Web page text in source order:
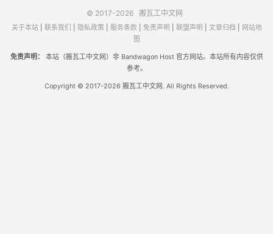
© 2017-2026 搬瓦工中文网
关于本站| 联系我们 隐私政策 服务条款 免责声明 联盟声明 文章归档
网站地
图
免责声明：
本站（搬瓦工中文网）非 Bandwagon Host 官方网站。本站所有内容仅供
参考。
Copyright © 2017-2026 搬瓦工中文网. All Rights Reserved.